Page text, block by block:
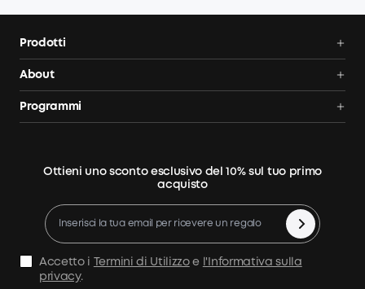
Prodotti
Pannelli solari
About
Tracking ordine
Legal notice
Politica di rimborso
Annullamento ordine
Condizioni d'Uso
Politica marittima
Programmi
Diventa un partner di installazione
10% di Cashback
Ottieni uno sconto esclusivo del 10% sul tuo primo
acquisto
Accetto i Termini di Utilizzoe
l'Informativa sulla
privacy.